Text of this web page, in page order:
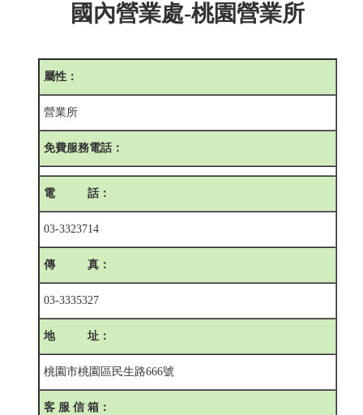
國內營業處-桃園營業所
屬性：
營業所
免費服務電話：
電 話：
03-3323714
傳 真：
03-3335327
地 址：
桃園市桃園區民生路666號
客 服 信 箱：